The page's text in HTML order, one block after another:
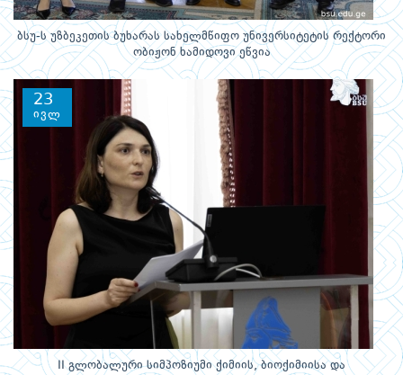
ბსუ-ს უზბეკეთის ბუხარას სახელმწიფო უნივერსიტეტის რექტორი
ობიჟონ ხამიდოვი ეწვია
23
ივლ
II გლობალური სიმპოზიუმი ქიმიის, ბიოქიმიისა და